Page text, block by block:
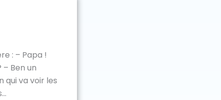
: – Papa !
– Ben un
qui va voir les